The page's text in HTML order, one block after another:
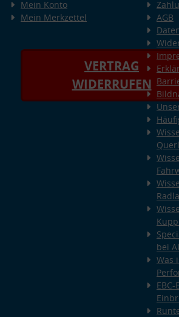
Mein Konto
Mein Merkzettel
VERTRAG
WIDERRUFEN
AGB
bei
Was